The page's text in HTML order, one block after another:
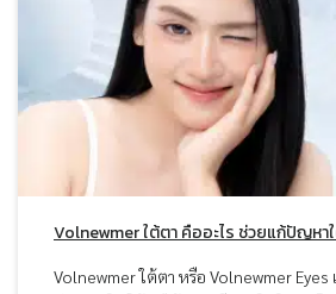
Volnewmer ใต้ตา คืออะไร ช่วยแก้ปัญหา
Volnewmer ใต้ตา หรือ Volnewmer